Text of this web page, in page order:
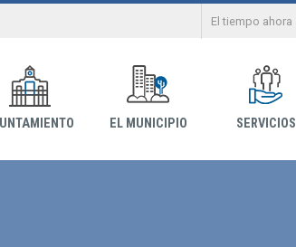
El tiempo ahora
EL MUNICIPIO SERVICIOS